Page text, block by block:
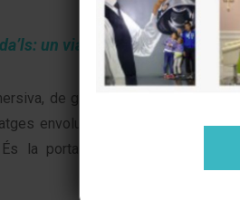
un viatge sensorial pels
de gran format, captiva tant
envolupants que converteixen
És la porta d’entrada perfecta
web. Si continúas
ACEPTAR